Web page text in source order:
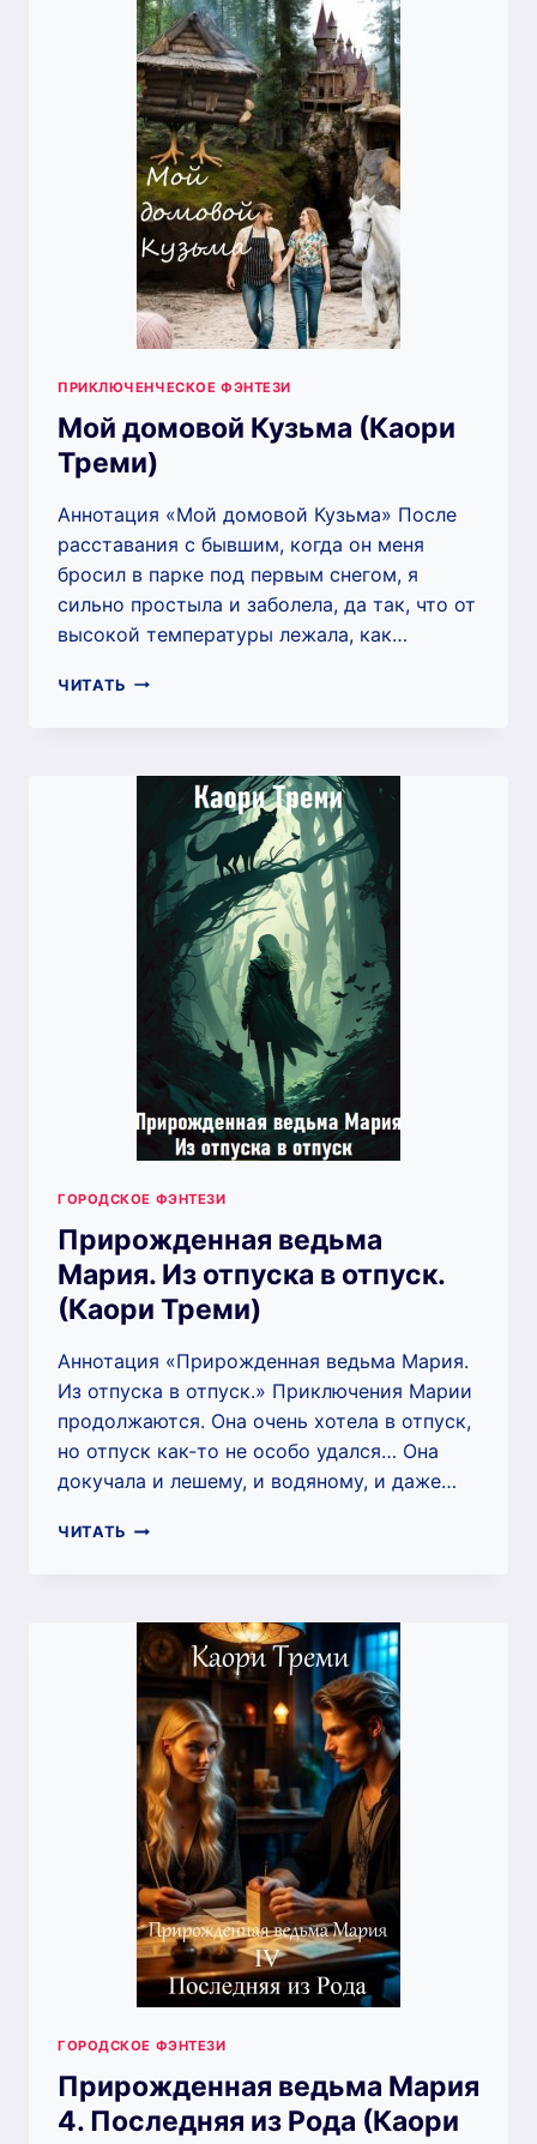
(КАОРИ
ТРЕМИ)
ПРИКЛЮЧЕНЧЕСКОЕ ФЭНТЕЗИ
Мой домовой Кузьма (Каори
Треми)
Аннотация «Мой домовой Кузьма» После
расставания с бывшим, когда он меня
бросил в парке под первым снегом, я
сильно простыла и заболела, да так, что от
высокой температуры лежала, как…
ЧИТАТЬ МОЙ
ТРЕМИ)
ГОРОДСКОЕ ФЭНТЕЗИ
Прирожденная ведьма
Мария. Из отпуска в отпуск.
(Каори Треми)
Аннотация «Прирожденная ведьма Мария.
Из отпуска в отпуск.» Приключения Марии
продолжаются. Она очень хотела в отпуск,
но отпуск как-то не особо удался… Она
докучала и лешему, и водяному, и даже…
ЧИТАТЬ ПРИРОЖДЕННАЯ
ОТПУСКА
В
ОТПУСК.
(КАОРИ
ТРЕМИ)
ГОРОДСКОЕ ФЭНТЕЗИ
Прирожденная ведьма Мария
4. Последняя из Рода (Каори